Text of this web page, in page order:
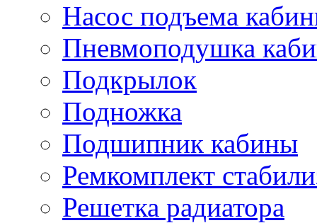
Насос подъема
Пневмоподушка
Подкрылок
Подножка
Подшипник кабины
Ремкомплект
Решетка радиатора